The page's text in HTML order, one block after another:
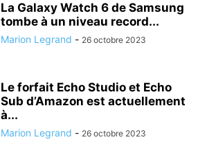
La Galaxy Watch 6 de Samsung
tombe à un niveau record...
Marion Legrand - 26 octobre 2023
Le forfait Echo Studio et Echo
Sub d’Amazon est actuellement
à...
Marion Legrand - 26 octobre 2023